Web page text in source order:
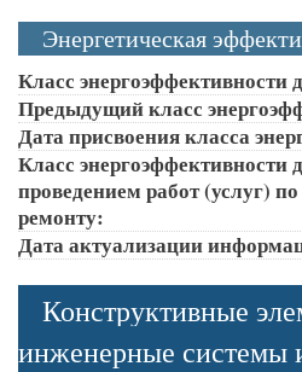
Энергетическая
Класс энергоэффективности
Предыдущий класс
Дата присвоения класса
Класс энергоэффективности
проведением работ (услуг)
ремонту:
Дата актуализации
Конструктивные
инженерные